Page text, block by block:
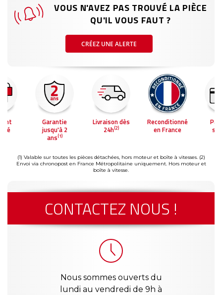
VOUS N'AVEZ PAS TROUVÉ LA PIÈCE
QU'IL VOUS FAUT ?
CRÉEZ UNE ALERTE
Garantie
jusqu'à 2
ans(1)
Livraison dès
24h(2)
Reconditionné
en France
(1) Valable sur toutes les pièces détachées, hors moteur et boîte à vitesses. (2)
Envoi via chronopost en France Métropolitaine uniquement. Hors moteur et
boîte à vitesse.
CONTACTEZ NOUS !
Nous sommes ouverts du
lundi au vendredi de 9h à